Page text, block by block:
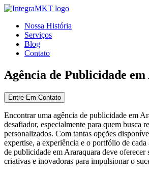
Nossa História
Serviços
Blog
Contato
Agência de Publicidade
Entre Em Contato
Encontrar uma agência de publicidade em
desafiador, especialmente para quem busca
personalizados. Com tantas opções
expertise, a experiência e o portfólio de cada
de publicidade em Araraquara deve oferecer
criativas e inovadoras para impulsionar o